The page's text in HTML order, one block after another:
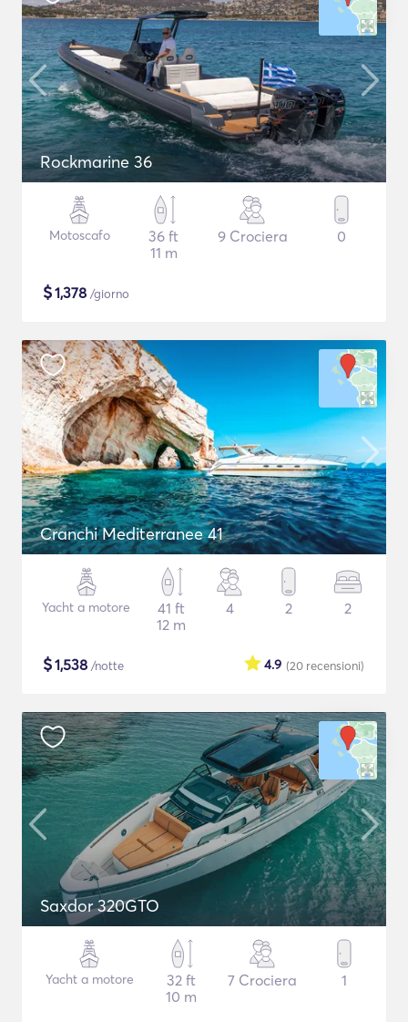
Rockmarine 36
Motoscafo
36 ft
11 m
9 Crociera 0
$1,378 /giorno
Cranchi Mediterranee 41
Yacht a motore
41 ft
12 m
4 2 2
$1,538 /notte (20 recensioni)
4.9
Saxdor 320GTO
Yacht a motore
32 ft
10 m
7 Crociera 1